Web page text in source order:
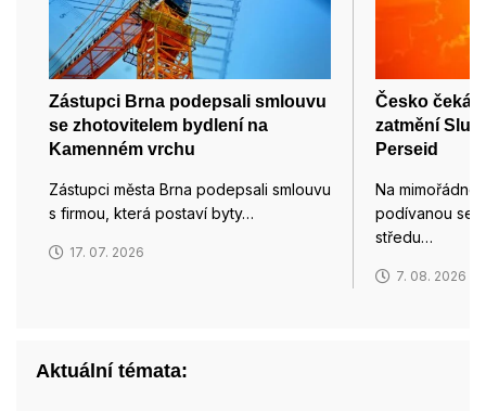
Zástupci Brna podepsali smlouvu
se zhotovitelem bydlení na
Kamenném vrchu
Zástupci města Brna podepsali smlouvu
s firmou, která postaví byty…
17. 07. 2026
Česko čeká
zatmění
Perseid
Na
podívanou se
středu…
7. 08. 2026
Aktuální témata: